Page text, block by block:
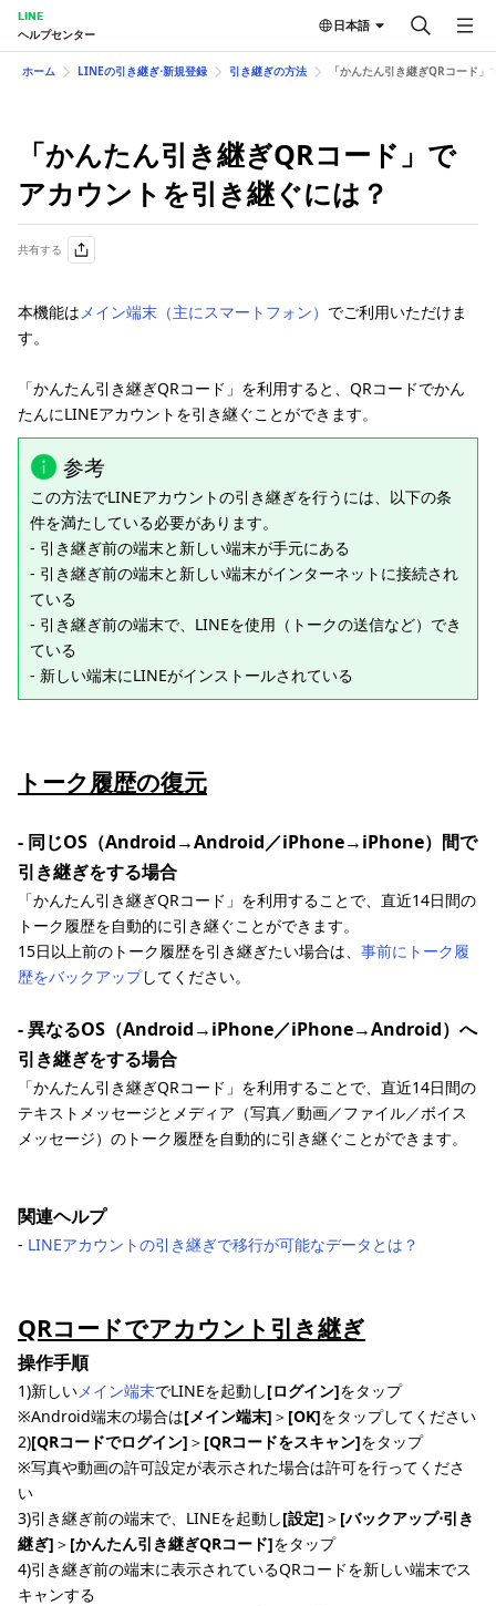
LINE
ヘルプセンター
日本語
ホーム LINEの引き継ぎ⋅新規登録 引き継ぎの方法 「かんたん引き継ぎQRコード
「かんたん引き継ぎQRコード」で
アカウントを引き継ぐには？
共有する
本機能はメイン端末（主にスマートフォン） でご利用いただけま
す。
「かんたん引き継ぎQRコード」を利用すると、QRコードでかん
たんにLINEアカウントを引き継ぐことができます。
参考
この方法でLINEアカウントの引き継ぎを行うには、以下の条
件を満たしている必要があります。
- 引き継ぎ前の端末と新しい端末が手元にある
- 引き継ぎ前の端末と新しい端末がインターネットに接続され
ている
‐ 引き継ぎ前の端末で、LINEを使用（トークの送信など）でき
ている
‐ 新しい端末にLINEがインストールされている
トーク履歴の復元
- 同じOS（Android→Android／iPhone→iPhone）間で
引き継ぎをする場合
「かんたん引き継ぎQRコード」を利用することで、直近14日間の
トーク履歴を自動的に引き継ぐことができます。
15日以上前のトーク履歴を引き継ぎたい場合は、 事前にトーク履
歴をバックアップしてください。
- 異なるOS（Android→iPhone／iPhone→Android）へ
引き継ぎをする場合
「かんたん引き継ぎQRコード」を利用することで、直近14日間の
テキストメッセージとメディア（写真／動画／ファイル／ボイス
メッセージ）のトーク履歴を自動的に引き継ぐことができます。
関連ヘルプ
‐ LINEアカウントの引き継ぎで移行が可能なデータとは？
QRコードでアカウント引き継ぎ
操作手順
1)新しいメイン端末でLINEを起動し[ログイン]をタップ
※Android端末の場合は[メイン端末] ＞ [OK]をタップしてください
2)[QRコードでログイン] ＞ [QRコードをスキャン]をタップ
※写真や動画の許可設定が表示された場合は許可を行ってくださ
い
3)引き継ぎ前の端末で、LINEを起動し[設定] ＞ [バックアップ⋅引き
継ぎ] ＞ [かんたん引き継ぎQRコード]をタップ
4)引き継ぎ前の端末に表示されているQRコードを新しい端末でス
キャンする